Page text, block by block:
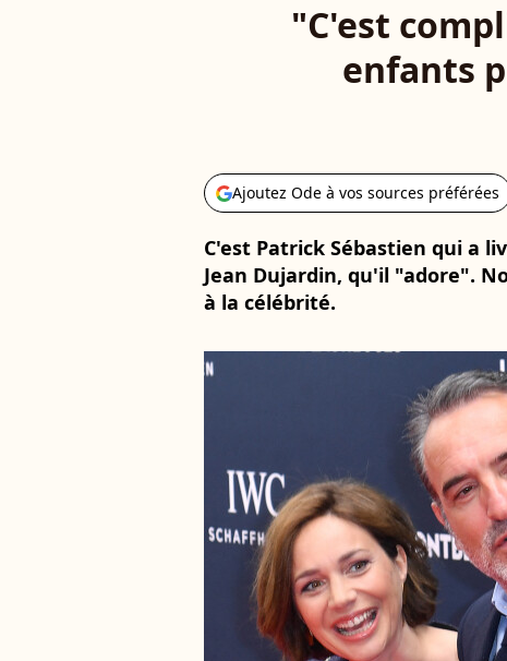
"C'est
enfants
Ajoutez Ode à vos sources préférées
C'est Patrick Sébastien qui a
Jean Dujardin, qu'il "adore".
à la célébrité.